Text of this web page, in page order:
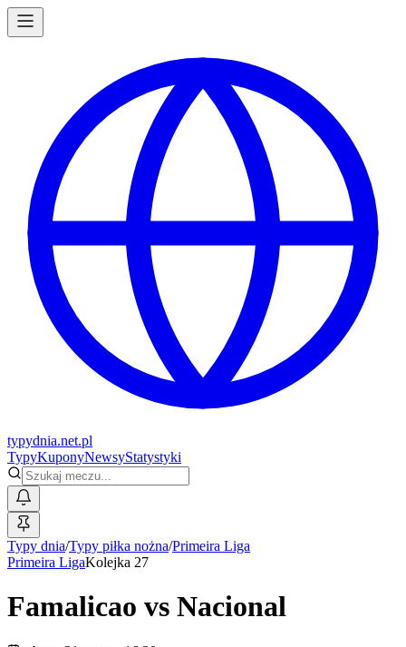
typydnia.net.pl
TypyKuponyNewsyStatystyki
Typy dnia/Typy piłka nożna/Primeira Liga
Primeira LigaKolejka 27
Famalicao vs Nacional